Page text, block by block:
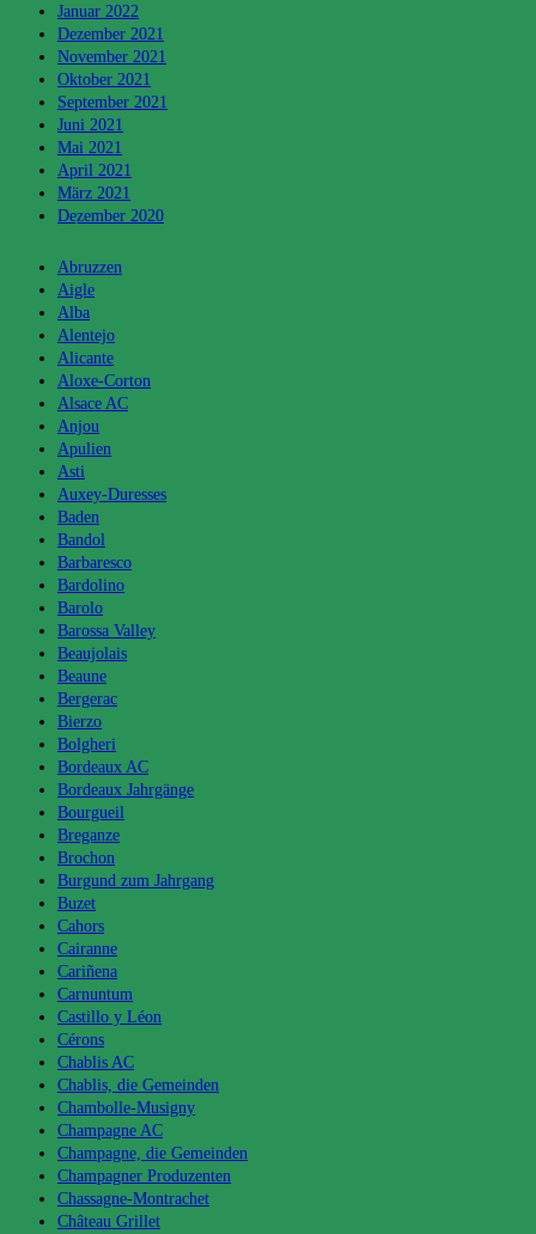
Januar 2022
Dezember 2021
November 2021
Oktober 2021
September 2021
Juni 2021
Mai 2021
April 2021
März 2021
Dezember 2020
Kategorien
Abruzzen
Aigle
Alba
Alentejo
Alicante
Aloxe-Corton
Alsace AC
Anjou
Apulien
Asti
Auxey-Duresses
Baden
Bandol
Barbaresco
Bardolino
Barolo
Barossa Valley
Beaujolais
Beaune
Bergerac
Bierzo
Bolgheri
Bordeaux AC
Bordeaux Jahrgänge
Bourgueil
Breganze
Brochon
Burgund zum Jahrgang
Buzet
Cahors
Cairanne
Cariñena
Carnuntum
Castillo y Léon
Cérons
Chablis AC
Chablis, die Gemeinden
Chambolle-Musigny
Champagne AC
Champagne, die Gemeinden
Champagner Produzenten
Chassagne-Montrachet
Château Grillet